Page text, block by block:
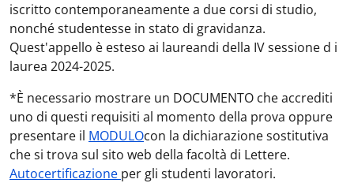
iscritto contemporaneamente a due corsi di studio,
nonché studentesse in stato di gravidanza.
Quest'appello è esteso ai laureandi della IV sessione d i
laurea 2024-2025.
*È necessario mostrare un DOCUMENTO che accrediti
uno di questi requisiti al momento della prova oppure
presentare il MODULOcon la dichiarazione sostitutiva
che si trova sul sito web della facoltà di Lettere.
Autocertificazione per gli studenti lavoratori.